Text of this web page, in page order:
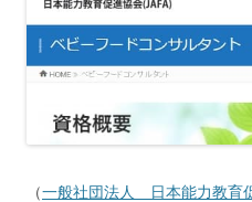
（一般社団法人 日本能力教育